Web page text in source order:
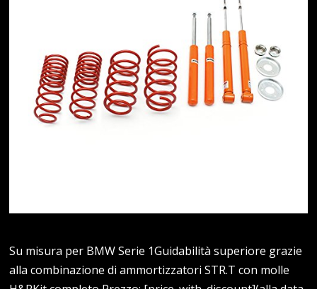
Su misura per BMW Serie 1Guidabilità superiore grazie
alla combinazione di ammortizzatori STR.T con molle